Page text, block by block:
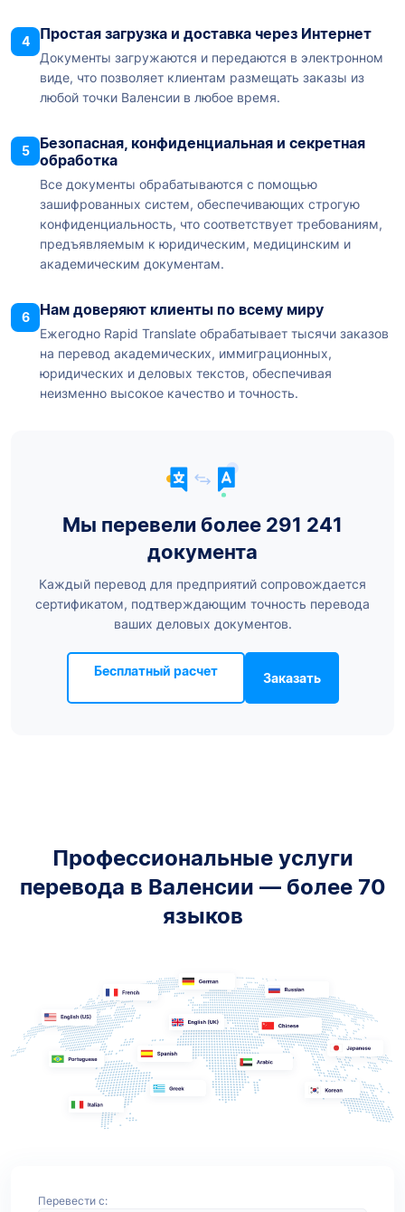
4 Простая загрузка и доставка через Интернет
Документы загружаются и передаются в электронном
виде, что позволяет клиентам размещать заказы из
любой точки Валенсии в любое время.
5
Безопасная, конфиденциальная и секретная
обработка
Все документы обрабатываются с помощью
зашифрованных систем, обеспечивающих строгую
конфиденциальность, что соответствует требованиям,
предъявляемым к юридическим, медицинским и
академическим документам.
6 Нам доверяют клиенты по всему миру
Ежегодно Rapid Translate обрабатывает тысячи заказов
на перевод академических, иммиграционных,
юридических и деловых текстов, обеспечивая
неизменно высокое качество и точность.
Мы перевели более 291 241
документа
Каждый перевод для предприятий сопровождается
сертификатом, подтверждающим точность перевода
ваших деловых документов.
Бесплатный расчет Заказать
Профессиональные услуги
перевода в Валенсии — более 70
языков
Перевести с: